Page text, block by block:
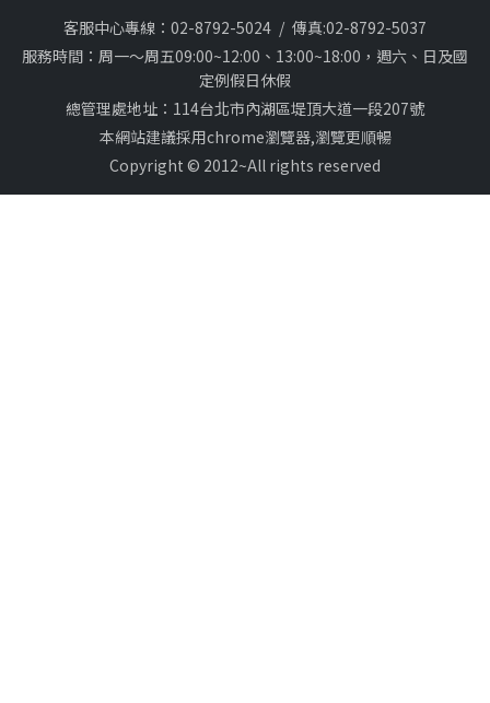
客服中心專線：02-8792-5024 / 傳真:02-8792-5037
服務時間：周一～周五09:00~12:00、13:00~18:00，週六、日及國
定例假日休假
總管理處地址：114台北市內湖區堤頂大道一段207號
本網站建議採用chrome瀏覽器,瀏覽更順暢
Copyright © 2012~All rights reserved